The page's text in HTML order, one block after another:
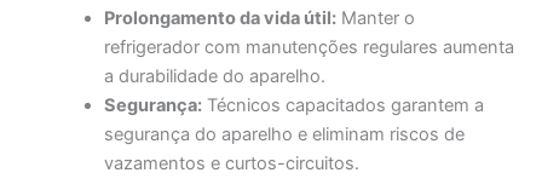
Prolongamento da vida útil: Manter o
refrigerador com manutenções regulares aumenta
a durabilidade do aparelho.
Segurança: Técnicos capacitados garantem a
segurança do aparelho e eliminam riscos de
vazamentos e curtos-circuitos.